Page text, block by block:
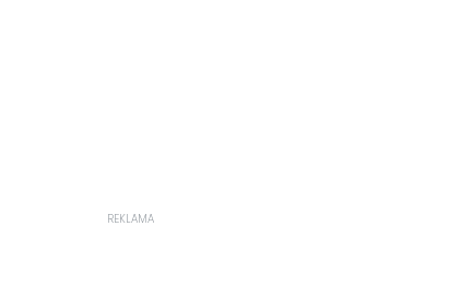
REKLAMA